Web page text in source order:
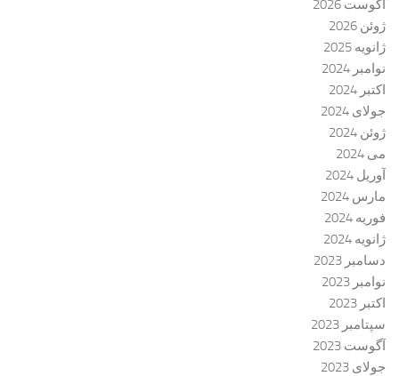
آگوست 2026
ژوئن 2026
ژانویه 2025
نوامبر 2024
اکتبر 2024
جولای 2024
ژوئن 2024
می 2024
آوریل 2024
مارس 2024
فوریه 2024
ژانویه 2024
دسامبر 2023
نوامبر 2023
اکتبر 2023
سپتامبر 2023
آگوست 2023
جولای 2023